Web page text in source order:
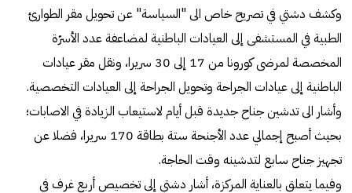
وكشف دشتي في تصريح خاص الى "السياسة" عن تحويل مقر الطوارئ
الطبية في المستشفى إلى العيادات الباطنية لمضاعفة عدد الأسرّة
المخصصة لمرضى كورونا من 17 إلى 30 سريرا، ونقل مقر عيادات
الباطنية إلى عيادات الجراحة وتحويل الجراحة إلى العيادات التخصصية.
وأشار الى تدشين جناح جديدة قبل أيام لاستيعاب الزيادة في الاصابات؛
بحيث أصبح إجمالي عدد الأجنحة ستة بطاقة 170 سريرا، فضلا عن
تجهيز جناح سابع لتدشينه وقت الحاجة.
وفيما يتعلق بالعناية المركزة، أشار دشتي إلى تخصيص أربع غرف في